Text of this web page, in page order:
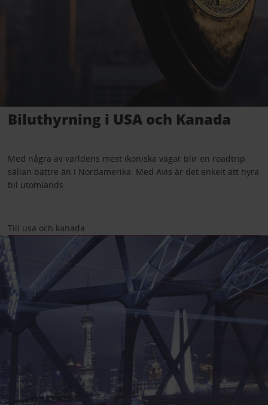
Biluthyrning i USA och Kanada
Med några av världens mest ikoniska vägar blir en roadtrip
sällan bättre än i Nordamerika. Med Avis är det enkelt att hyra
bil utomlands.
Till usa och kanada